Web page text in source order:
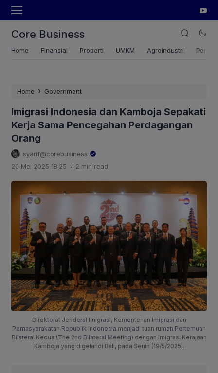
Core Business
Home Finansial Properti UMKM Agroindustri
Home › Government
Imigrasi Indonesia dan Kamboja Sepakati
Kerja Sama Pencegahan Perdagangan
Orang
syarif@corebusiness
20 Mei 2025 18:25 . 2 min read
Direktorat Jenderal Imigrasi, Kementerian Imigrasi dan
Pemasyarakatan Republik Indonesia menjadi tuan rumah Pertemuan
Bilateral Kedua (The 2nd Bilateral Meeting) dengan Imigrasi Kerajaan
Kamboja yang digelar di Bali, pada Senin (19/5/2025).